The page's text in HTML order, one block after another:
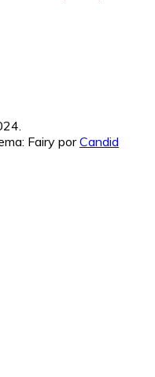
Fairy porCandid